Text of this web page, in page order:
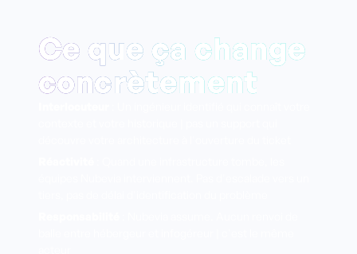
Ce que ça change
concrètement